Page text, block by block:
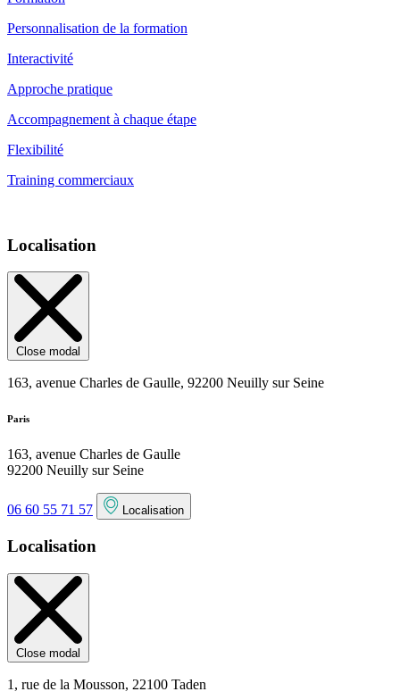
Personnalisation de la formation
Interactivité
Approche pratique
Accompagnement à chaque étape
Flexibilité
Training commerciaux
Localisation
Close modal
163, avenue Charles de Gaulle, 92200 Neuilly sur Seine
Paris
163, avenue Charles de Gaulle
92200 Neuilly sur Seine
06 60 55 71 57 Localisation
Localisation
Close modal
1, rue de la Mousson, 22100 Taden